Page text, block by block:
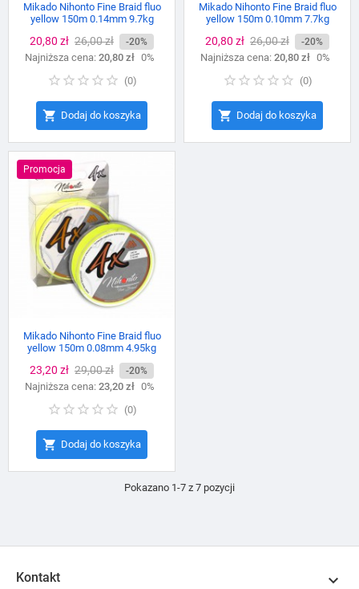
Mikado Nihonto Fine Braid fluo
yellow 150m 0.14mm 9.7kg
Cena
20,80 zł Cena
podstawowa
26,00 zł -20%
Najniższa cena: 20,80 zł 0%
(0)
 Dodaj do koszyka
Mikado Nihonto Fine Braid fluo
yellow 150m 0.10mm 7.7kg
Cena
20,80 zł Cena
podstawowa
26,00 zł -20%
Najniższa cena: 20,80 zł 0%
(0)
 Dodaj do koszyka
Promocja
Mikado Nihonto Fine Braid fluo
yellow 150m 0.08mm 4.95kg
Cena
23,20 zł Cena
podstawowa
29,00 zł -20%
Najniższa cena: 23,20 zł 0%
(0)
 Dodaj do koszyka
Pokazano 1-7 z 7 pozycji
Kontakt 